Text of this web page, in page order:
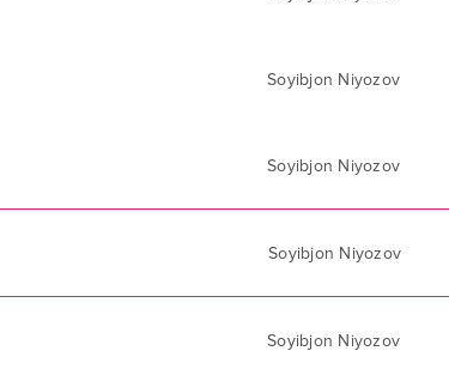
Soyibjon Niyozov
Soyibjon Niyozov
Soyibjon Niyozov
Soyibjon Niyozov